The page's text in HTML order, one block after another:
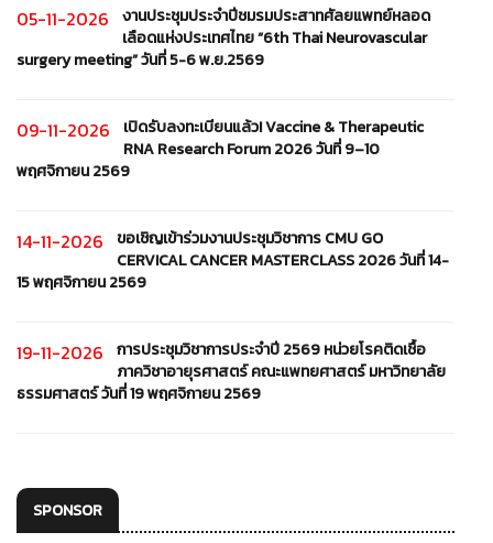
05-11-2026
งานประชุมประจำปีชมรมประสาทศัลยแพทย์หลอด
เลือดแห่งประเทศไทย “6th Thai Neurovascular
surgery meeting” วันที่ 5-6 พ.ย.2569
09-11-2026
เปิดรับลงทะเบียนแล้ว! Vaccine & Therapeutic
RNA Research Forum 2026 วันที่ 9–10
พฤศจิกายน 2569
14-11-2026
ขอเชิญเข้าร่วมงานประชุมวิชาการ CMU GO
CERVICAL CANCER MASTERCLASS 2026 วันที่ 14-
15 พฤศจิกายน 2569
19-11-2026
การประชุมวิชาการประจำปี 2569 หน่วยโรคติดเชื้อ
ภาควิชาอายุรศาสตร์ คณะแพทยศาสตร์ มหาวิทยาลัย
ธรรมศาสตร์ วันที่ 19 พฤศจิกายน 2569
SPONSOR